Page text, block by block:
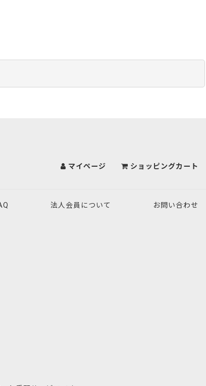
マイページ ショッピングカート
法人会員について お問い合わせ